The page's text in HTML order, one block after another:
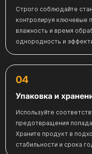
Строго соблюдайте
контролируя ключевые
влажность и время
однородность и
04
Упаковка и
Используйте
предотвращения
Храните продукт в
стабильности и срока